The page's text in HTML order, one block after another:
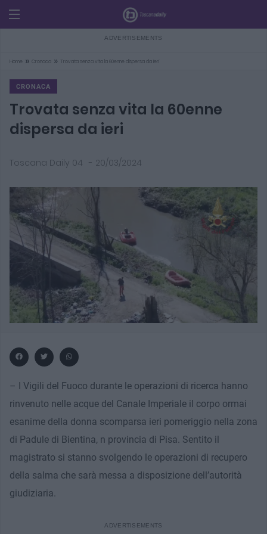
Home » Cronaca » Trovata senza vita la 60enne dispersa da ieri
CRONACA
Trovata senza vita la 60enne
dispersa da ieri
Toscana Daily 04 - 20/03/2024
– I Vigili del Fuoco durante le operazioni di ricerca hanno
rinvenuto nelle acque del Canale Imperiale il corpo ormai
esanime della donna scomparsa ieri pomeriggio nella zona
di Padule di Bientina, n provincia di Pisa. Sentito il
magistrato si stanno svolgendo le operazioni di recupero
della salma che sarà messa a disposizione dell’autorità
giudiziaria.